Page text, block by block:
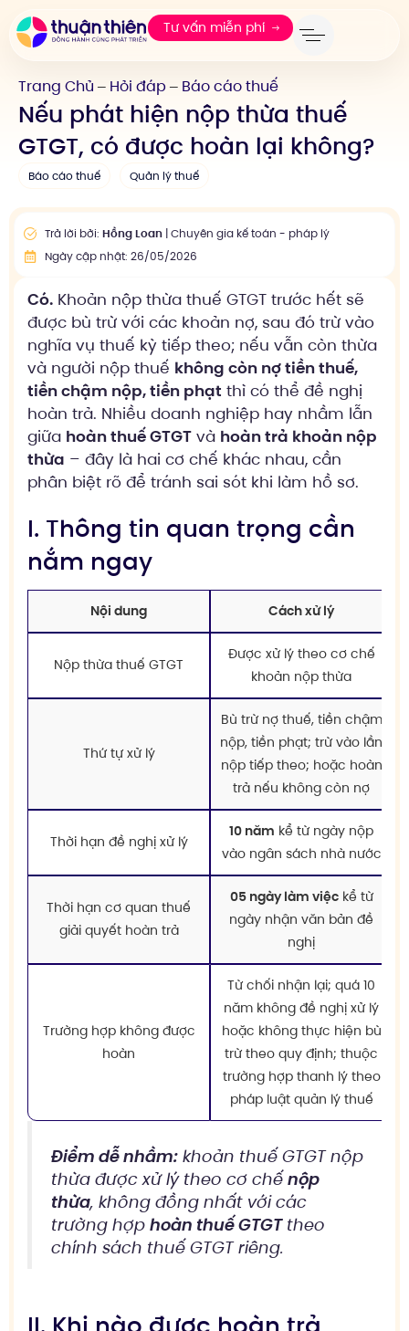
Tư vấn miễn phí
Trang Chủ — Hỏi đáp — Báo cáo thuế
Nếu phát hiện nộp thừa thuế
GTGT, có được hoàn lại không?
Báo cáo thuế Quản lý thuế
Trả lời bởi: Hồng Loan| Chuyên gia kế toán - pháp lý
Ngày cập nhật: 26/05/2026
Có. Khoản nộp thừa thuế GTGT trước hết sẽ
được bù trừ với các khoản nợ, sau đó trừ vào
nghĩa vụ thuế kỳ tiếp theo; nếu vẫn còn thừa
và người nộp thuế không còn nợ tiền thuế,
tiền chậm nộp, tiền phạt thì có thể đề nghị
hoàn trả. Nhiều doanh nghiệp hay nhầm lẫn
giữa hoàn thuế GTGT và hoàn trả khoản nộp
thừa – đây là hai cơ chế khác nhau, cần
phân biệt rõ để tránh sai sót khi làm hồ sơ.
I. Thông tin quan trọng cần
nắm ngay
Nội dung Cách xử lý
Nộp thừa thuế GTGT
Được xử lý theo cơ chế
khoản nộp thừa
Thứ tự xử lý
Bù trừ nợ thuế, tiền chậm
nộp, tiền phạt; trừ vào lần
nộp tiếp theo; hoặc hoàn
trả nếu không còn nợ
Thời hạn đề nghị xử lý
10 năm kể từ ngày nộp
vào ngân sách nhà nước
Thời hạn cơ quan thuế
giải quyết hoàn trả
05 ngày làm việckể từ
ngày nhận văn bản đề
nghị
Trường hợp không được
hoàn
Từ chối nhận lại; quá 10
năm không đề nghị xử lý
hoặc không thực hiện bù
trừ theo quy định; thuộc
trường hợp thanh lý theo
pháp luật quản lý thuế
Điểm dễ nhầm:khoản thuế GTGT nộp
thừa được xử lý theo cơ chế nộp
thừa, không đồng nhất với các
trường hợp hoàn thuế GTGTtheo
chính sách thuế GTGT riêng.